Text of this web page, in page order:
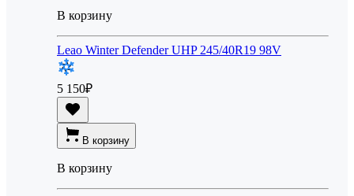
В корзину
Leao Winter Defender UHP 245/40R19 98V
5 150₽
В корзину
В корзину